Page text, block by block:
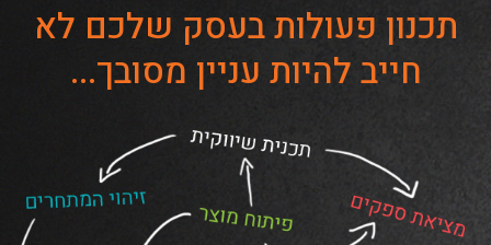
תכנון פעולות בעסק שלכם לא
חייב להיות עניין מסובך...